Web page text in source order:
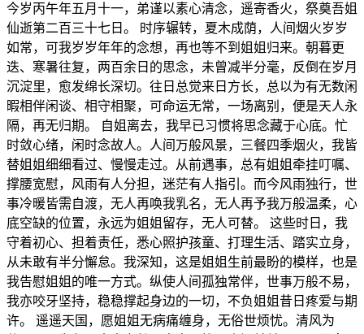
今岁丙午年五月十一，弟谨以素心清念，遥寄香火，祭奠吾姐
仙逝第二百三十七日。 时序辗转，夏木成荫，人间烟火岁岁
如常，可我岁岁年年的念想，再也等不到姐姐归来。朝暮更
迭、寒暑往复，两百余日的思念，未曾减半分毫，反倒在岁月
沉淀里，愈发绵长深切。往日总觉来日方长，总以为有无数闲
暇相伴闲谈、相守相聚，可命运无常，一场离别，便是天人永
隔，再无归期。 自姐离去，我早已习惯将思念藏于心底。忙
时敛心绪，闲时念故人。人间万般风景，三餐四季烟火，我皆
替姐姐细细看过、慢慢走过。从前遇事，总有姐姐牵挂叮嘱、
撑腰宽慰，风雨有人分担，迷茫有人指引。而今风雨独行，世
事冷暖皆需自渡，无人再唤我乳名，无人再予我万般温柔，心
底空缺的位置，永远为姐姐留存，无人可替。 这些时日，我
守着初心、担着责任，悉心照护孩童、打理生活、踏实立身，
从未敢有半分懈怠。我深知，这是姐姐生前最盼的模样，也是
我告慰姐姐的唯一方式。纵使人间孤独常伴，世事万般不易，
我亦咬牙坚持，稳稳撑起身边的一切，不负姐姐昔日疼爱与期
许。 遥遥天国，愿姐姐无病痛缠身，无俗世烦忧。清风为